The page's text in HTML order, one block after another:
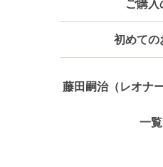
ご購入
初めての
藤田嗣治（レオナ
一覧